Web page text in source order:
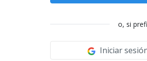
o, si
Iniciar